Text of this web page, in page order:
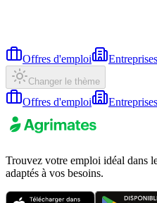
Offres d'emploi Entreprises
Changer le thème
Offres d'emploi Entreprises
Trouvez votre emploi idéal dans
adaptés à vos besoins.